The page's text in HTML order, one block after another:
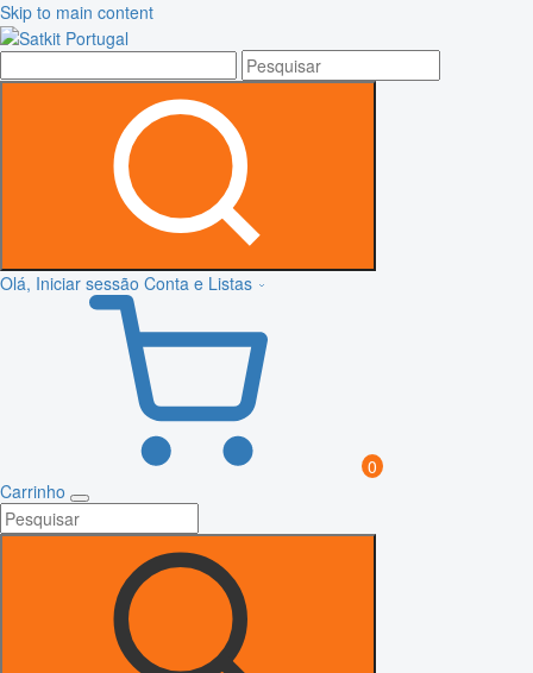
Skip to main content
Olá, Iniciar sessão Conta e Listas
0
Carrinho